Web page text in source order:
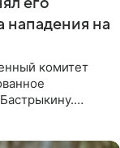
нападения на
комитет